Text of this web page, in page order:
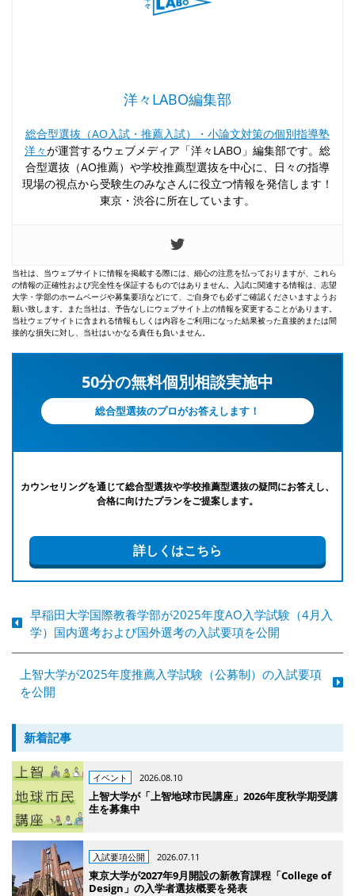
洋々LABO編集部
総合型選抜（AO入試・推薦入試）・小論文対策の個別指導塾
洋々が運営するウェブメディア「洋々LABO」編集部です。総
合型選抜（AO推薦）や学校推薦型選抜を中心に、日々の指導
現場の視点から受験生のみなさんに役立つ情報を発信します！
東京・渋谷に所在しています。
当社は、当ウェブサイトに情報を掲載する際には、細心の注意を払っておりますが、これら
の情報の正確性および完全性を保証するものではありません。入試に関連する情報は、志望
大学・学部のホームページや募集要項などにて、ご自身でも必ずご確認くださいますようお
願い致します。また当社は、予告なしにウェブサイト上の情報を変更することがあります。
当社ウェブサイトに含まれる情報もしくは内容をご利用になった結果被った直接的または間
接的な損失に対し、当社はいかなる責任も負いません。
50分の無料個別相談実施中
総合型選抜のプロがお答えします！
カウンセリングを通じて総合型選抜や学校推薦型選抜の疑問にお答えし、
合格に向けたプランをご提案します。
詳しくはこちら
早稲田大学国際教養学部が2025年度AO入学試験（4月入
学）国内選考および国外選考の入試要項を公開
上智大学が2025年度推薦入学試験（公募制）の入試要項
を公開
新着記事
イベント 2026.08.10
上智大学が「上智地球市民講座」2026年度秋学期受講
生を募集中
入試要項公開 2026.07.11
東京大学が2027年9月開設の新教育課程「College of
Design」の入学者選抜概要を発表